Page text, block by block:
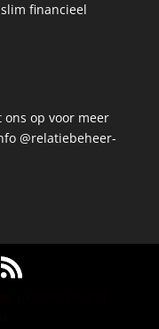
financieel
ons op voor meer
@relatiebeheer-